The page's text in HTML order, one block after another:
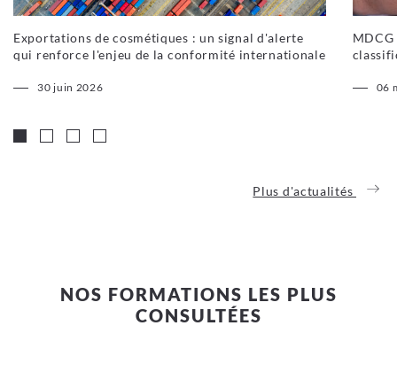
Exportations de cosmétiques : un signal d'alerte
qui renforce l'enjeu de la conformité internationale
30 juin 2026 06
Plus d'actualités
NOS FORMATIONS LES PLUS
CONSULTÉES